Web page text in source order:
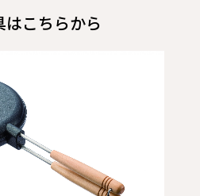
はこちらから